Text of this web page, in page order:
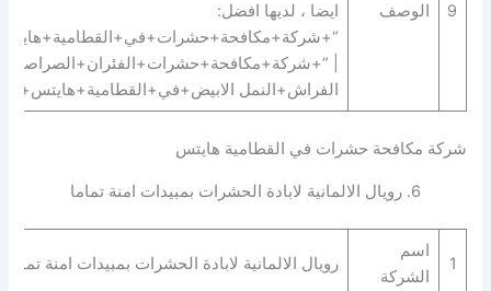
9 الوصف
ايضا ، لديها افضل:
|
الفراش+النمل الابيض+في+القطامية+هايتس+”.
شركة مكافحة حشرات في القطامية هايتس
6. رويال الالمانية لابادة الحشرات بمبيدات امنة تماما
1
اسم
الشركة
رويال الالمانية لابادة الحشرات بمبيدات امنة تماما